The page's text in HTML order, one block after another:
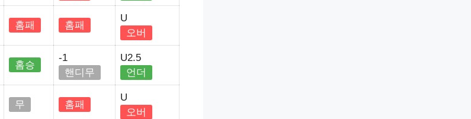
홈패 홈패
U
오버
홈승
-1
핸디무
U2.5
언더
무 홈패
U
오버